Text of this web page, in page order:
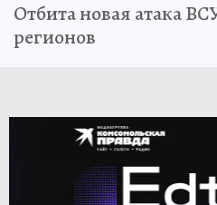
Отбита новая атака
регионов